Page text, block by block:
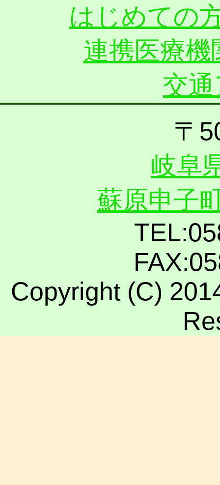
はじめての
連携医療機
交
〒
岐阜
蘇原申子
Copyright (C)